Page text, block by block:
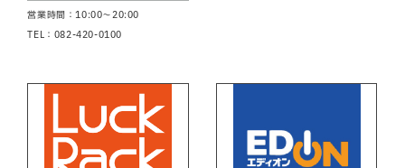
営業時間：10:00～20:00
TEL：082-420-0100